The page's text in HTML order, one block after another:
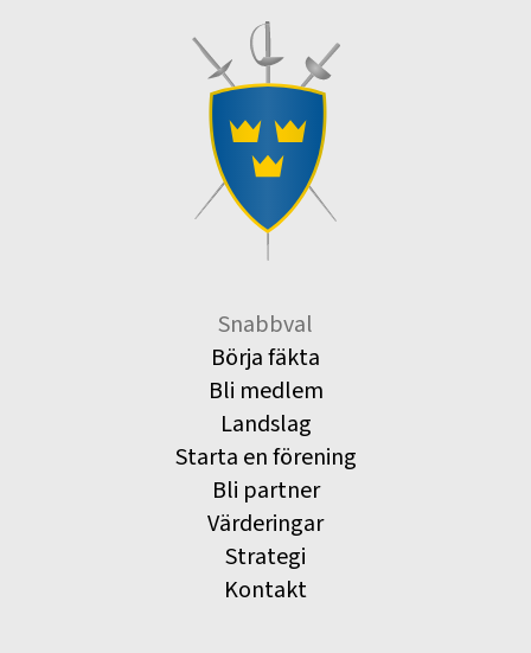
Snabbval
Börja fäkta
Bli medlem
Landslag
Starta en förening
Bli partner
Värderingar
Strategi
Kontakt